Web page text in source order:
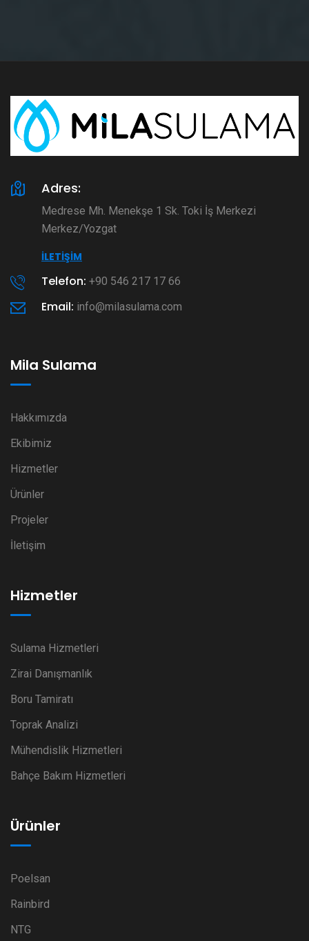
Adres:
Medrese Mh. Menekşe 1 Sk. Toki İş Merkezi
Merkez/Yozgat
İLETIŞIM
Telefon: +90 546 217 17 66
Email: info@milasulama.com
Mila Sulama
Hakkımızda
Ekibimiz
Hizmetler
Ürünler
Projeler
İletişim
Hizmetler
Sulama Hizmetleri
Zirai Danışmanlık
Boru Tamiratı
Toprak Analizi
Mühendislik Hizmetleri
Bahçe Bakım Hizmetleri
Ürünler
Poelsan
Rainbird
NTG